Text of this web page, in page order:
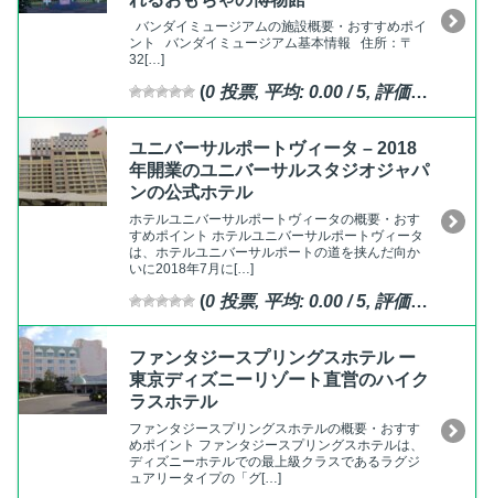
バンダイミュージアムの施設概要・おすすめポイ
ント バンダイミュージアム基本情報 住所：〒
32[…]
(0 投票, 平均: 0.00 / 5, 評価済
ユニバーサルポートヴィータ – 2018
年開業のユニバーサルスタジオジャパ
ンの公式ホテル
ホテルユニバーサルポートヴィータの概要・おす
すめポイント ホテルユニバーサルポートヴィータ
は、ホテルユニバーサルポートの道を挟んだ向か
いに2018年7月に[…]
(0 投票, 平均: 0.00 / 5, 評価済
ファンタジースプリングスホテル ー
東京ディズニーリゾート直営のハイク
ラスホテル
ファンタジースプリングスホテルの概要・おすす
めポイント ファンタジースプリングスホテルは、
ディズニーホテルでの最上級クラスであるラグジ
ュアリータイプの「グ[…]